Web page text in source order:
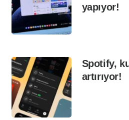
yapıyor!
Spotify,
artırıyor!